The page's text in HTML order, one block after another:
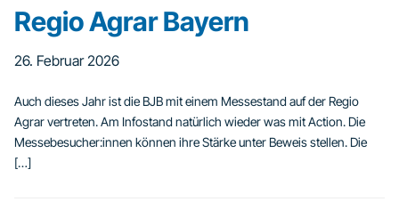
Regio Agrar Bayern
26. Februar 2026
Auch dieses Jahr ist die BJB mit einem Messestand auf der Regio
Agrar vertreten. Am Infostand natürlich wieder was mit Action. Die
Messebesucher:innen können ihre Stärke unter Beweis stellen. Die
[…]